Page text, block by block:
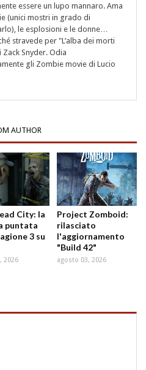
essere un lupo mannaro. Ama
(unici mostri in grado di
le esplosioni e le donne…
stravede per "L’alba dei morti
Zack Snyder. Odia
gli Zombie movie di Lucio
AUTHOR
City: la
puntata
3 su
2026
Project Zomboid:
rilasciato
l'aggiornamento
"Build 42"
agosto 03, 2026